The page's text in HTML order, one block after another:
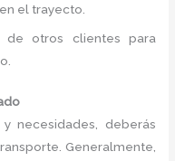
el trayecto.
de otros clientes para
necesidades, deberás
Generalmente,